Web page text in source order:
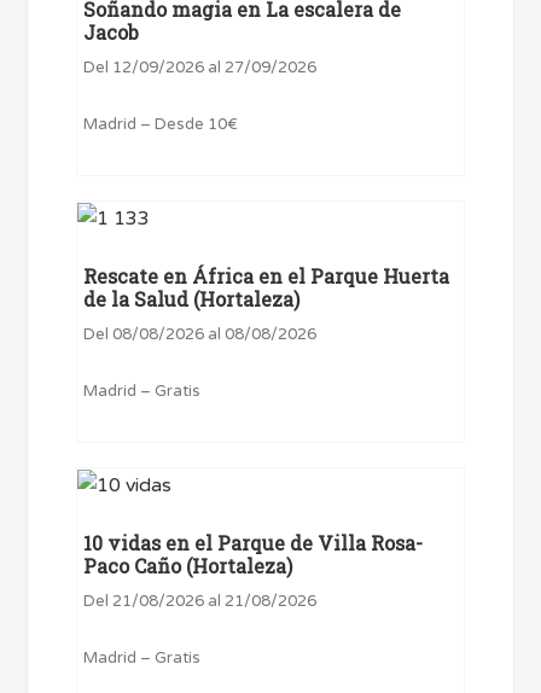
Soñando magia en La escalera de
Jacob
Del 12/09/2026 al 27/09/2026
Madrid – Desde 10€
Rescate en África en el Parque Huerta
de la Salud (Hortaleza)
Del 08/08/2026 al 08/08/2026
Madrid – Gratis
10 vidas en el Parque de Villa Rosa-
Paco Caño (Hortaleza)
Del 21/08/2026 al 21/08/2026
Madrid – Gratis